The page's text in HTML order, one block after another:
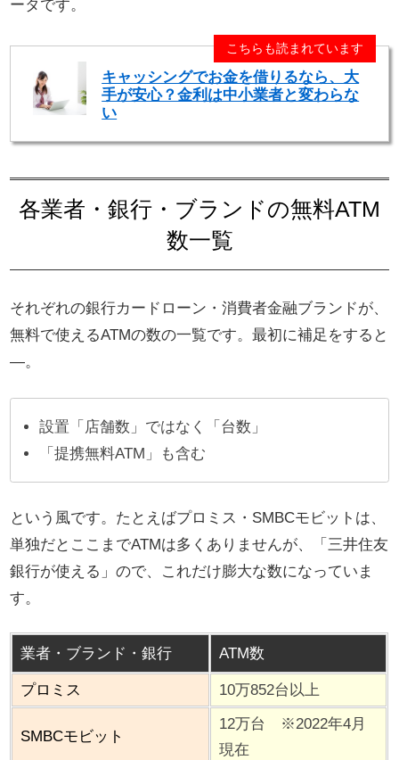
ータです。
こちらも読まれています
キャッシングでお金を借りるなら、大
手が安心？金利は中小業者と変わらな
い
各業者・銀行・ブランドの無料ATM
数一覧
それぞれの銀行カードローン・消費者金融ブランドが、
無料で使えるATMの数の一覧です。最初に補足をすると
―。
設置「店舗数」ではなく「台数」
「提携無料ATM」も含む
という風です。たとえばプロミス・SMBCモビットは、
単独だとここまでATMは多くありませんが、「三井住友
銀行が使える」ので、これだけ膨大な数になっていま
す。
業者・ブランド・銀行 ATM数
プロミス 10万852台以上
SMBCモビット
12万台 ※2022年4月
現在